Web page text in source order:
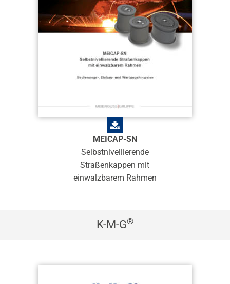
MEICAP-SN
Selbstnivellierende
Straßenkappen mit
einwalzbarem Rahmen
K-M-G®